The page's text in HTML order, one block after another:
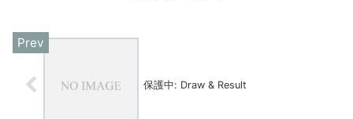
保護中: Draw & Result